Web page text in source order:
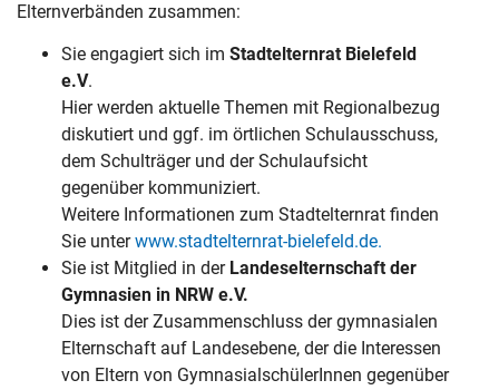
Elternverbänden zusammen:
Sie engagiert sich im Stadtelternrat Bielefeld
e.V.
Hier werden aktuelle Themen mit Regionalbezug
diskutiert und ggf. im örtlichen Schulausschuss,
dem Schulträger und der Schulaufsicht
gegenüber kommuniziert.
Weitere Informationen zum Stadtelternrat finden
Sie unterwww.stadtelternrat-bielefeld.de.
Sie ist Mitglied in der Landeselternschaft der
Gymnasien in NRW e.V.
Dies ist der Zusammenschluss der gymnasialen
Elternschaft auf Landesebene, der die Interessen
von Eltern von GymnasialschülerInnen gegenüber